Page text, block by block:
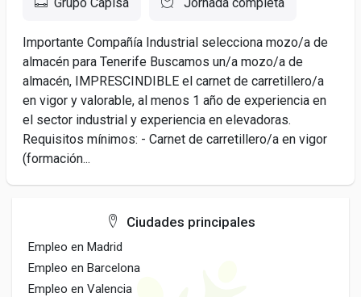
Importante Compañía Industrial selecciona mozo/a de
almacén para Tenerife Buscamos un/a mozo/a de
almacén, IMPRESCINDIBLE el carnet de carretillero/a
en vigor y valorable, al menos 1 año de experiencia en
el sector industrial y experiencia en elevadoras.
Requisitos mínimos: - Carnet de carretillero/a en vigor
(formación...
Ciudades principales
Empleo en Madrid
Empleo en Barcelona
Empleo en Valencia